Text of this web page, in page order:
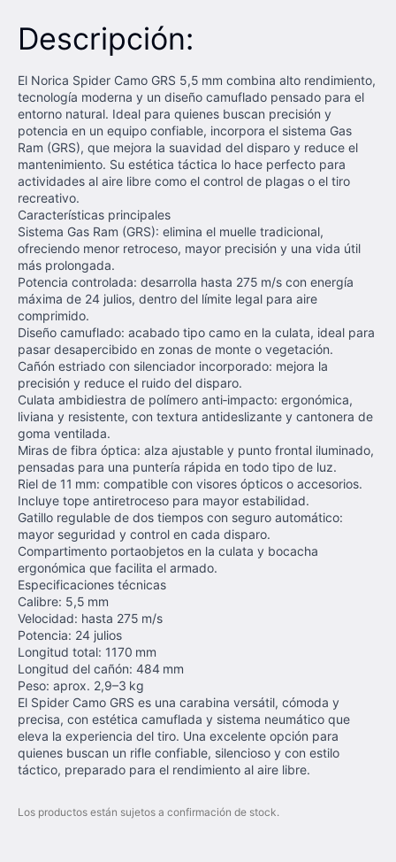
Descripción:
El Norica Spider Camo GRS 5,5 mm combina alto rendimiento,
tecnología moderna y un diseño camuflado pensado para el
entorno natural. Ideal para quienes buscan precisión y
potencia en un equipo confiable, incorpora el sistema Gas
Ram (GRS), que mejora la suavidad del disparo y reduce el
mantenimiento. Su estética táctica lo hace perfecto para
actividades al aire libre como el control de plagas o el tiro
recreativo.
Características principales
Sistema Gas Ram (GRS): elimina el muelle tradicional,
ofreciendo menor retroceso, mayor precisión y una vida útil
más prolongada.
Potencia controlada: desarrolla hasta 275 m/s con energía
máxima de 24 julios, dentro del límite legal para aire
comprimido.
Diseño camuflado: acabado tipo camo en la culata, ideal para
pasar desapercibido en zonas de monte o vegetación.
Cañón estriado con silenciador incorporado: mejora la
precisión y reduce el ruido del disparo.
Culata ambidiestra de polímero anti‑impacto: ergonómica,
liviana y resistente, con textura antideslizante y cantonera de
goma ventilada.
Miras de fibra óptica: alza ajustable y punto frontal iluminado,
pensadas para una puntería rápida en todo tipo de luz.
Riel de 11 mm: compatible con visores ópticos o accesorios.
Incluye tope antiretroceso para mayor estabilidad.
Gatillo regulable de dos tiempos con seguro automático:
mayor seguridad y control en cada disparo.
Compartimento portaobjetos en la culata y bocacha
ergonómica que facilita el armado.
Especificaciones técnicas
Calibre: 5,5 mm
Velocidad: hasta 275 m/s
Potencia: 24 julios
Longitud total: 1170 mm
Longitud del cañón: 484 mm
Peso: aprox. 2,9–3 kg
El Spider Camo GRS es una carabina versátil, cómoda y
precisa, con estética camuflada y sistema neumático que
eleva la experiencia del tiro. Una excelente opción para
quienes buscan un rifle confiable, silencioso y con estilo
táctico, preparado para el rendimiento al aire libre.
Los productos están sujetos a confirmación de stock.